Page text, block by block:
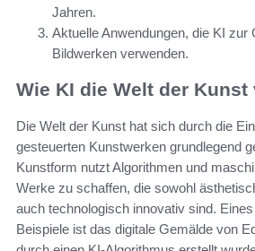
Jahren.
Aktuelle Anwendungen, die KI zur
Bildwerken verwenden.
Wie KI die Welt der Kunst
Die Welt der Kunst hat sich durch die
gesteuerten Kunstwerken grundlegend
Kunstform nutzt Algorithmen und
Werke zu schaffen, die sowohl
auch technologisch innovativ sind.
Beispiele ist das digitale Gemälde von